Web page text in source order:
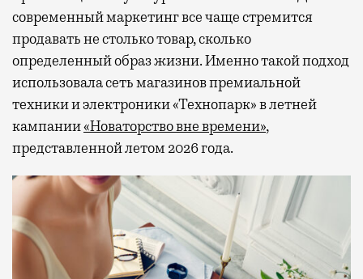
современный маркетинг все чаще стремится
продавать не столько товар, сколько
определенный образ жизни. Именно такой подход
использовала сеть магазинов премиальной
техники и электроники «Технопарк» в летней
кампании«Новаторство вне времени»,
представленной летом 2026 года.